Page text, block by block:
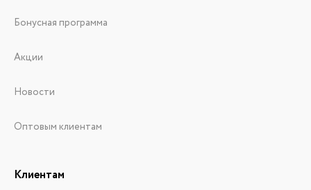
Бонусная программа
Акции
Новости
Оптовым клиентам
Клиентам